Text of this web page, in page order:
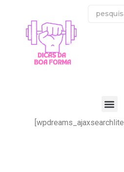
[wpdreams_ajaxsearchlite]